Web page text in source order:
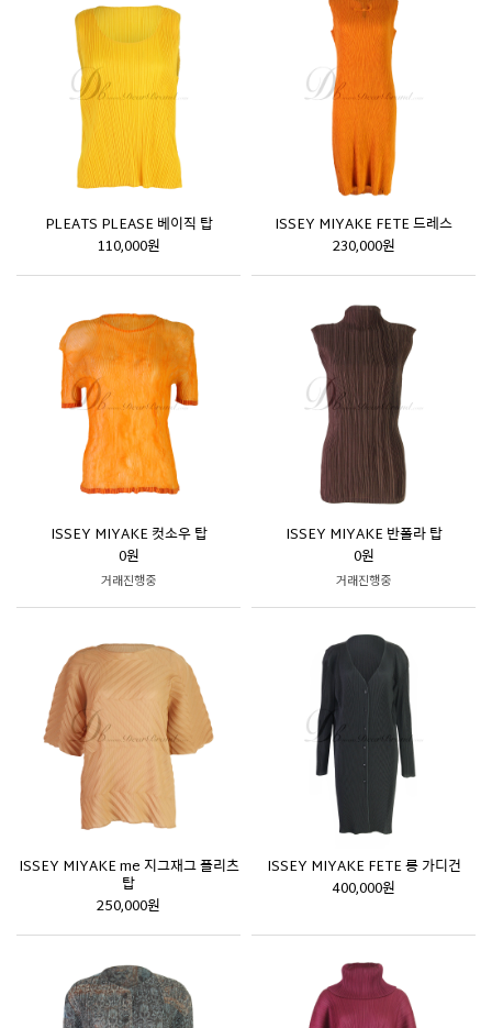
PLEATS PLEASE 베이직 탑
110,000원
ISSEY MIYAKE FETE 드레스
230,000원
ISSEY MIYAKE 컷소우 탑
0원
거래진행중
ISSEY MIYAKE 반폴라 탑
0원
거래진행중
ISSEY MIYAKE me 지그재그 플리츠
탑
250,000원
ISSEY MIYAKE FETE 롱 가디건
400,000원